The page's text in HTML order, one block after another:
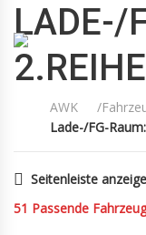
LADE-/
2.REIHE
AWK
Lade-/FG-
Seitenleiste
51 Passende